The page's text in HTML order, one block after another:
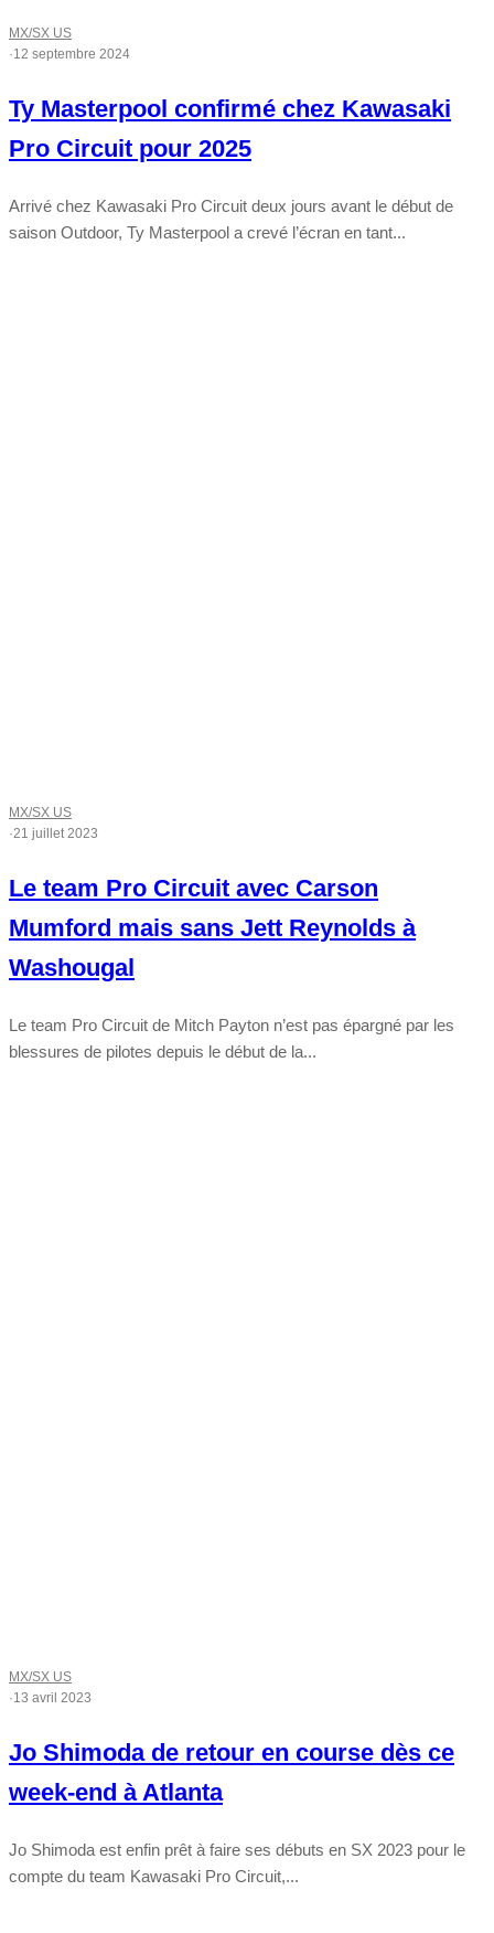
MX/SX US
·12 septembre 2024
Ty Masterpool confirmé chez Kawasaki
Pro Circuit pour 2025
Arrivé chez Kawasaki Pro Circuit deux jours avant le début de
saison Outdoor, Ty Masterpool a crevé l’écran en tant...
MX/SX US
·21 juillet 2023
Le team Pro Circuit avec Carson
Mumford mais sans Jett Reynolds à
Washougal
Le team Pro Circuit de Mitch Payton n’est pas épargné par les
blessures de pilotes depuis le début de la...
MX/SX US
·13 avril 2023
Jo Shimoda de retour en course dès ce
week-end à Atlanta
Jo Shimoda est enfin prêt à faire ses débuts en SX 2023 pour le
compte du team Kawasaki Pro Circuit,...